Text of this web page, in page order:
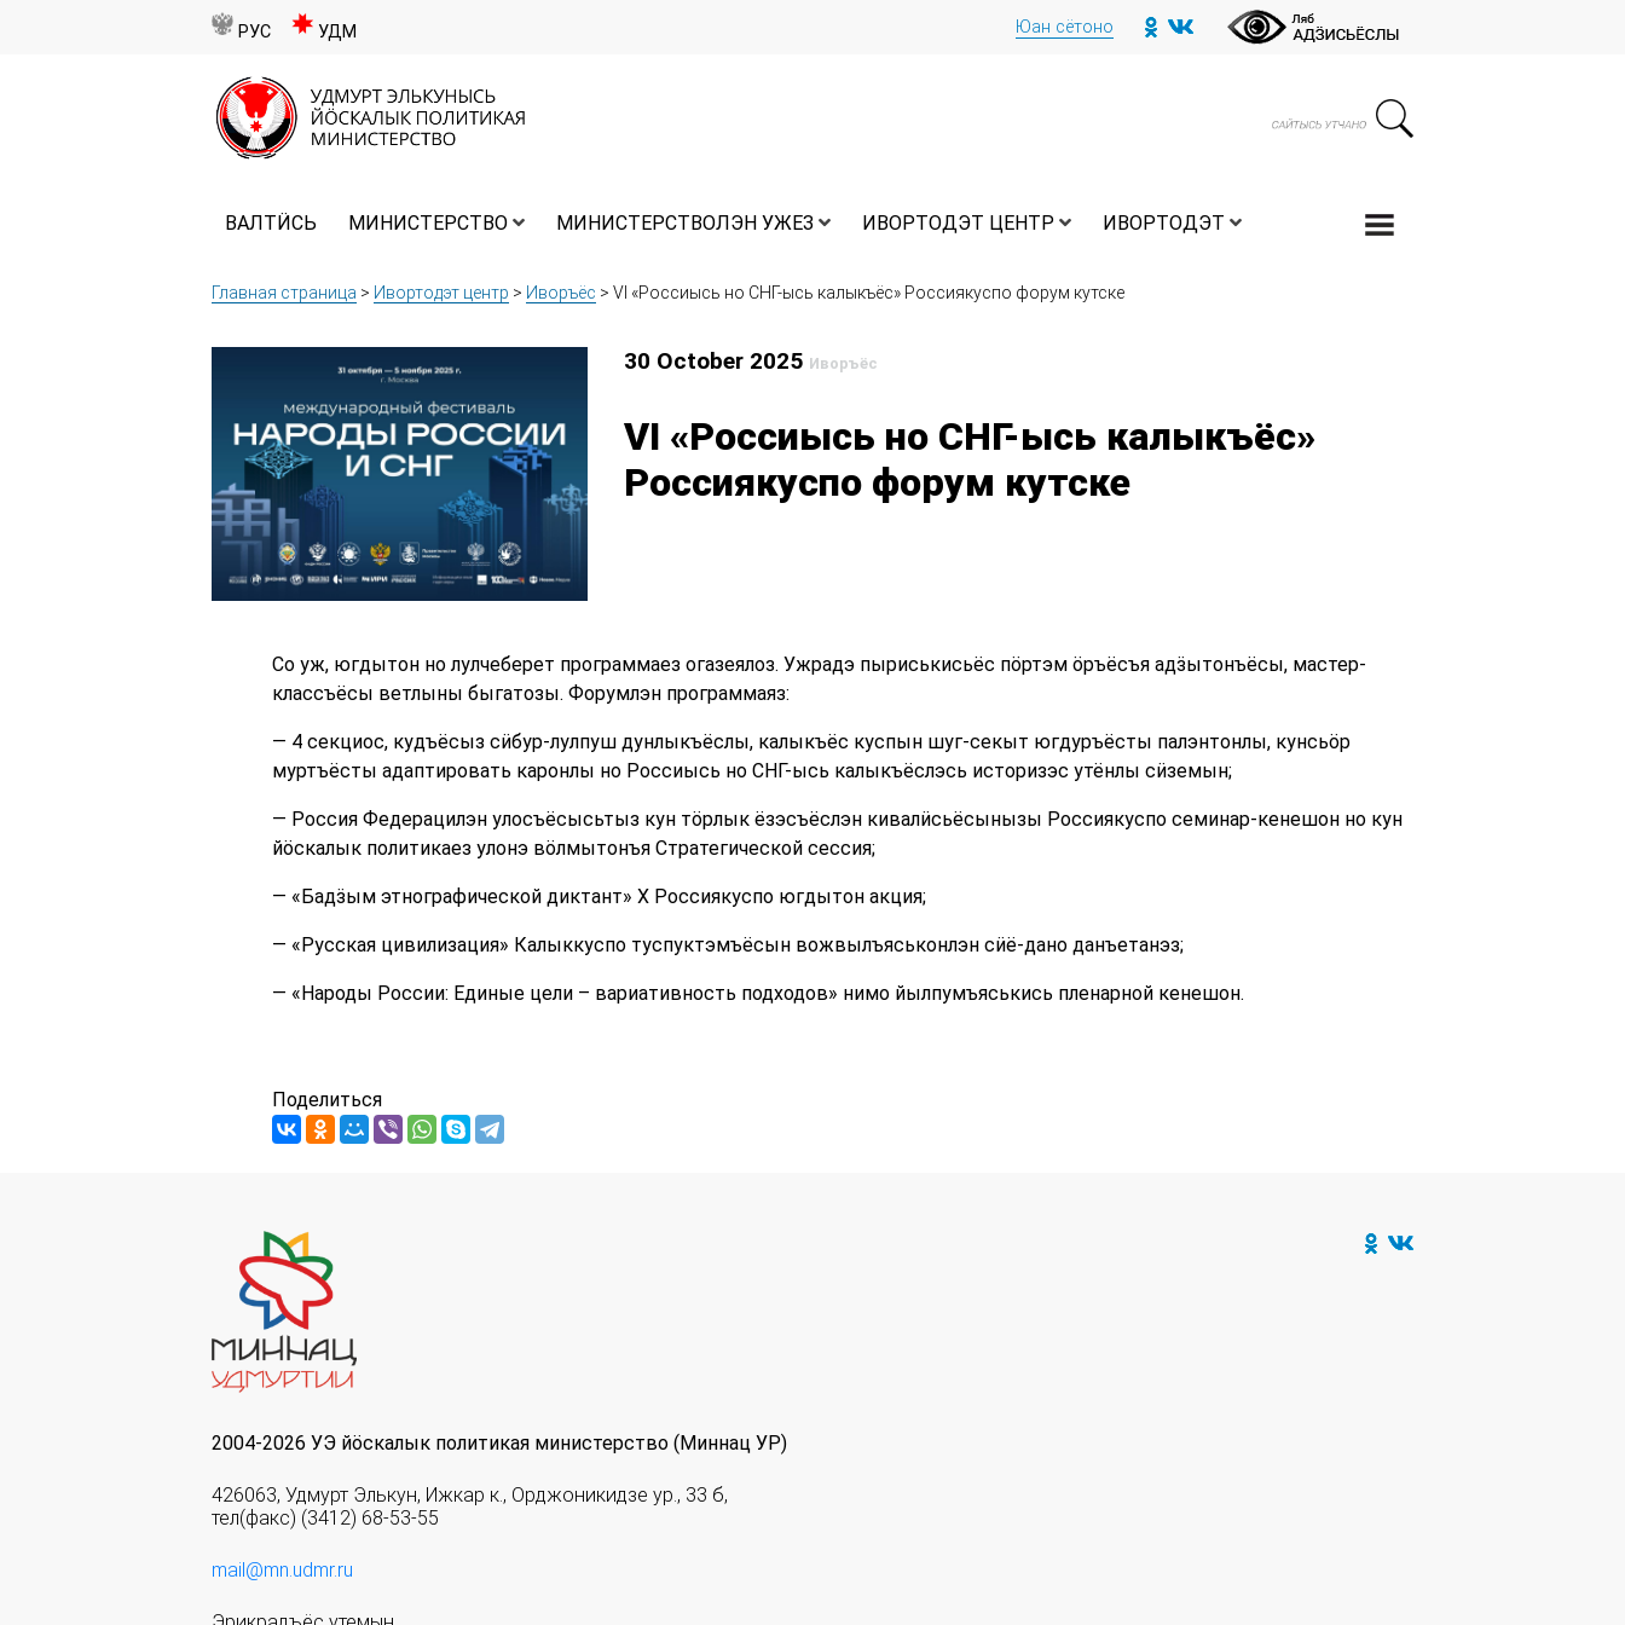
РУС УДМ Юан сётоно
ВАЛТӤСЬ МИНИСТЕРСТВО МИНИСТЕРСТВОЛЭН УЖЕЗ ИВОРТОДЭТ ЦЕНТР ИВОРТОДЭТ
Главная страница > Ивортодэт центр > Иворъёс > VI «Россиысь но СНГ-ысь калыкъёс» Россиякуспо форум кутске
30 October 2025 Иворъёс
VI «Россиысь но СНГ-ысь калыкъёс»
Россиякуспо форум кутске
Со уж, югдытон но лулчеберет программаез огазеялоз. Ужрадэ пыриськисьёс пӧртэм ӧръёсъя адӟытонъёсы, мастер-
классъёсы ветлыны быгатозы. Форумлэн программаяз:
— 4 секциос, кудъёсыз сӥбур-лулпуш дунлыкъёслы, калыкъёс куспын шуг-секыт югдуръёсты палэнтонлы, кунсьӧр
муртъёсты адаптировать каронлы но Россиысь но СНГ-ысь калыкъёслэсь историзэс утёнлы сӥземын;
— Россия Федерацилэн улосъёсысьтыз кун тӧрлык ёзэсъёслэн кивалӥсьёсынызы Россиякуспо семинар-кенешон но кун
йӧскалык политикаез улонэ вӧлмытонъя Стратегической сессия;
— «Бадӟым этнографической диктант» X Россиякуспо югдытон акция;
— «Русская цивилизация» Калыккуспо туспуктэмъёсын вожвылъяськонлэн сӥё-дано данъетанэз;
— «Народы России: Единые цели – вариативность подходов» нимо йылпумъяськись пленарной кенешон.
Поделиться
2004-2026 УЭ йöскалык политикая министерство (Миннац УР)
426063, Удмурт Элькун, Ижкар к., Орджоникидзе ур., 33 б,
тел(факс) (3412) 68-53-55
mail@mn.udmr.ru